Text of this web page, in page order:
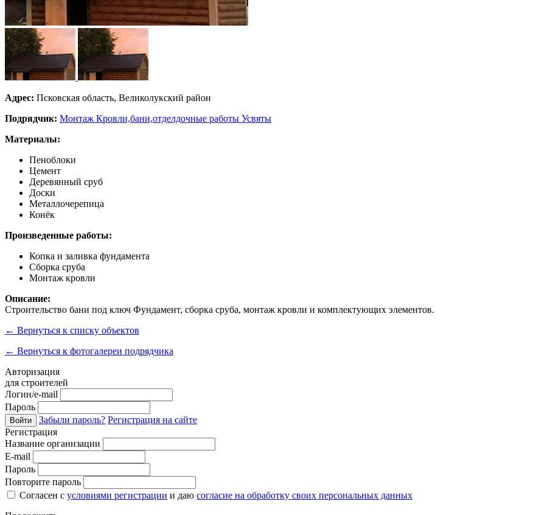
Адрес: Псковская область, Великолукский район
Подрядчик: Монтаж Кровли,бани,отделдочные работы Усвяты
Материалы:
Пеноблоки
Цемент
Деревянный сруб
Доски
Металлочерепица
Конёк
Произведенные работы:
Копка и заливка фундамента
Сборка сруба
Монтаж кровли
Описание:
Строительство бани под ключ Фундамент, сборка сруба, монтаж кровли и комплектующих элементов.
← Вернуться к списку объектов
← Вернуться к фотогалереи подрядчика
Авторизация
для строителей
Логин/e-mail
Пароль
Войти Забыли пароль? Регистрация на сайте
Регистрация
Название организации
E-mail
Пароль
Повторите пароль
Согласен с условиями регистрации и даю согласие на обработку своих персональных данных